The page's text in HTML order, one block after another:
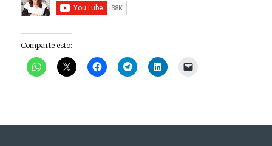
Comparte esto: